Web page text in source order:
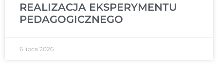
REALIZACJA EKSPERYMENTU
PEDAGOGICZNEGO
6 lipca 2026